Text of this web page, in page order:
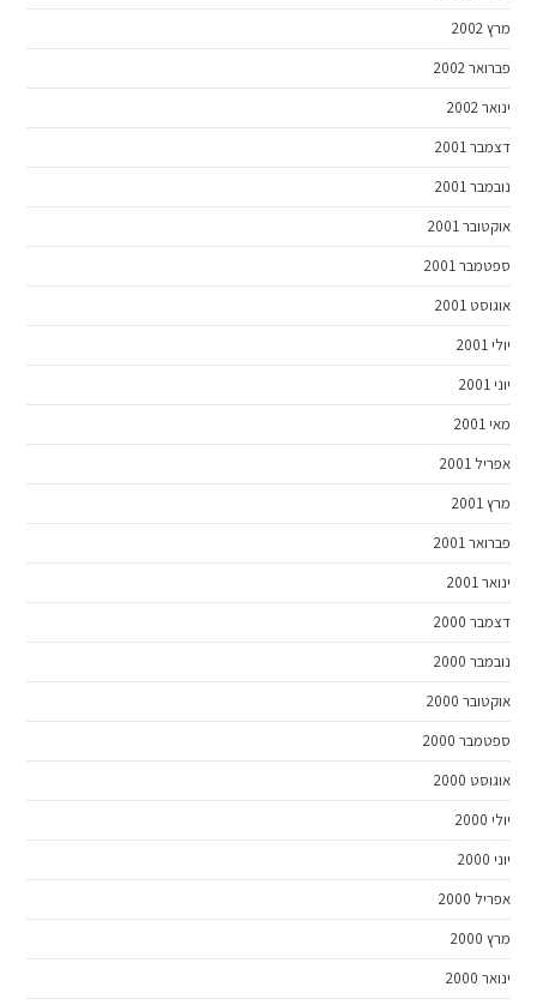
מרץ 2002
פברואר 2002
ינואר 2002
דצמבר 2001
נובמבר 2001
אוקטובר 2001
ספטמבר 2001
אוגוסט 2001
יולי 2001
יוני 2001
מאי 2001
אפריל 2001
מרץ 2001
פברואר 2001
ינואר 2001
דצמבר 2000
נובמבר 2000
אוקטובר 2000
ספטמבר 2000
אוגוסט 2000
יולי 2000
יוני 2000
אפריל 2000
מרץ 2000
ינואר 2000